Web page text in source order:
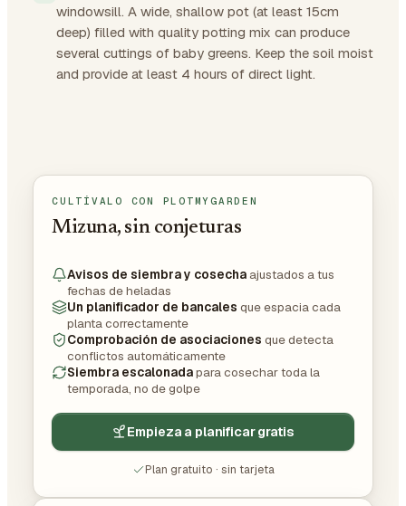
windowsill. A wide, shallow pot (at least 15cm
deep) filled with quality potting mix can produce
several cuttings of baby greens. Keep the soil moist
and provide at least 4 hours of direct light.
CULTÍVALO CON PLOTMYGARDEN
Mizuna, sin conjeturas
Avisos de siembra y cosecha ajustados a tus
fechas de heladas
Un planificador de bancales que espacia cada
planta correctamente
Comprobación de asociaciones que detecta
conflictos automáticamente
Siembra escalonadapara cosechar toda la
temporada, no de golpe
Empieza a planificar gratis
Plan gratuito · sin tarjeta